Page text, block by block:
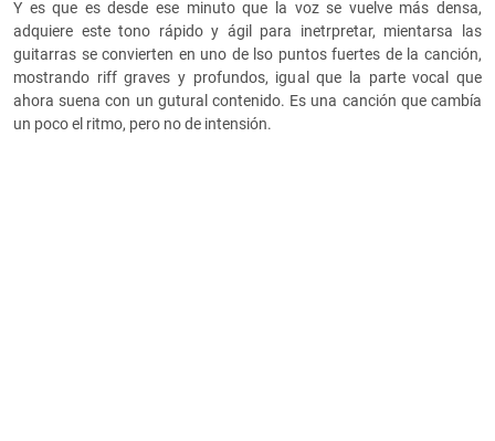
Y es que es desde ese minuto que la voz se vuelve más densa,
adquiere este tono rápido y ágil para inetrpretar, mientarsa las
guitarras se convierten en uno de lso puntos fuertes de la canción,
mostrando riff graves y profundos, igual que la parte vocal que
ahora suena con un gutural contenido. Es una canción que cambía
un poco el ritmo, pero no de intensión.